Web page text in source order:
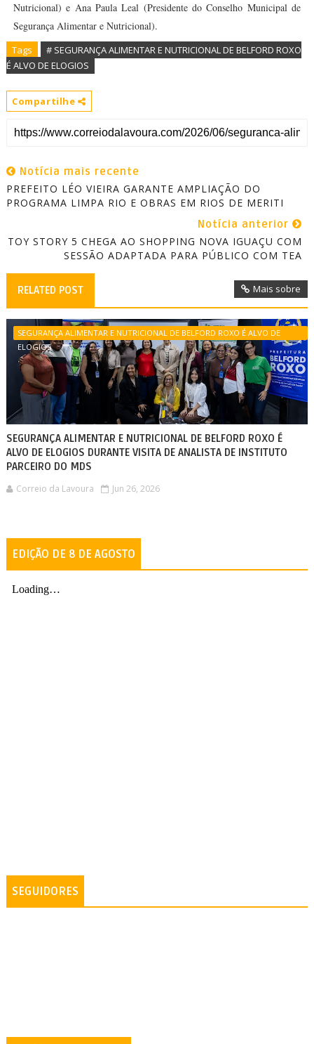
Nutricional) e Ana Paula Leal (Presidente do Conselho Municipal de
Segurança Alimentar e Nutricional).
Tags
# SEGURANÇA ALIMENTAR E NUTRICIONAL DE BELFORD ROXO
É ALVO DE ELOGIOS
Compartilhe
Notícia mais recente
PREFEITO LÉO VIEIRA GARANTE AMPLIAÇÃO DO
PROGRAMA LIMPA RIO E OBRAS EM RIOS DE MERITI
Notícia anterior
TOY STORY 5 CHEGA AO SHOPPING NOVA IGUAÇU COM
SESSÃO ADAPTADA PARA PÚBLICO COM TEA
RELATED POST Mais sobre
SEGURANÇA ALIMENTAR E NUTRICIONAL DE BELFORD ROXO É ALVO DE
ELOGIOS
SEGURANÇA ALIMENTAR E NUTRICIONAL DE BELFORD ROXO É
ALVO DE ELOGIOS DURANTE VISITA DE ANALISTA DE INSTITUTO
PARCEIRO DO MDS
Correio da Lavoura Jun 26, 2026
EDIÇÃO DE 8 DE AGOSTO
SEGUIDORES